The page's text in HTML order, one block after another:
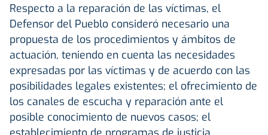
Respecto a la reparación de las víctimas, el
Defensor del Pueblo consideró necesario una
propuesta de los procedimientos y ámbitos de
actuación, teniendo en cuenta las necesidades
expresadas por las víctimas y de acuerdo con las
posibilidades legales existentes; el ofrecimiento de
los canales de escucha y reparación ante el
posible conocimiento de nuevos casos; el